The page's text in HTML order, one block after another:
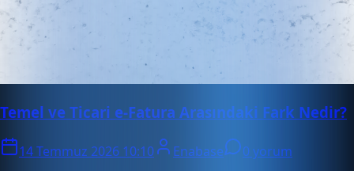
Temel ve Ticari e-Fatura Arasındaki Fark Nedir?
14 Temmuz 2026 10:10 Enabase
0 yorum